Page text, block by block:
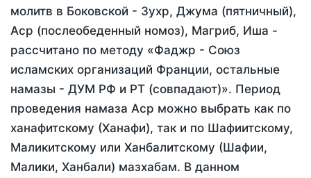
молитв в Боковской - Зухр, Джума (пятничный),
Аср (послеобеденный номоз), Магриб, Иша -
рассчитано по методу «Фаджр - Союз
исламских организаций Франции, остальные
намазы - ДУМ РФ и РТ (совпадают)». Период
проведения намаза Аср можно выбрать как по
ханафитскому (Ханафи), так и по Шафиитскому,
Маликитскому или Ханбалитскому (Шафии,
Малики, Ханбали) мазхабам. В данном